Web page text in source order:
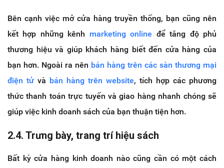
Bên cạnh việc mở cửa hàng truyền thống, bạn cũng nên
kết hợp những kênh marketing online để tăng độ phủ
thương hiệu và giúp khách hàng biết đến cửa hàng của
bạn hơn. Ngoài ra nên bán hàng trên các sàn thương mại
điện tửvà bán hàng trên website, tích hợp các phương
thức thanh toán trực tuyến và giao hàng nhanh chóng sẽ
giúp việc kinh doanh sách của bạn thuận tiện hơn.
2.4. Trưng bày, trang trí hiệu sách
Bất kỳ cửa hàng kinh doanh nào cũng cần có một cách